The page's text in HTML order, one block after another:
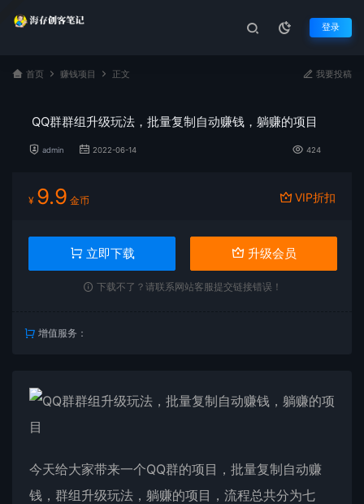
登录
首页 赚钱项目 正文 我要投稿
QQ群群组升级玩法，批量复制自动赚钱，躺赚的项目
admin 2022-06-14 424
¥ 9.9 金币 VIP折扣
立即下载 升级会员
下载不了？请联系网站客服提交链接错误！
增值服务：
今天给大家带来一个QQ群的项目，批量复制自动赚
钱，群组升级玩法，躺赚的项目，流程总共分为七